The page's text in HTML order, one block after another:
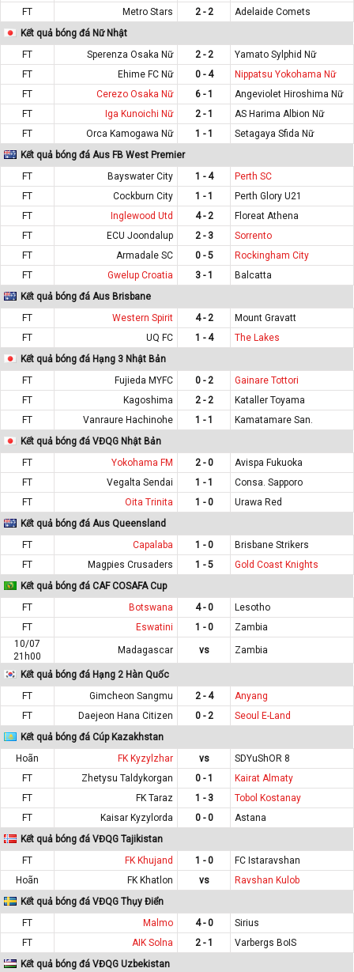
FT
Metro Stars 2 - 2
Adelaide Comets
Kết quả bóng đá Nữ Nhật
FT
Sperenza Osaka Nữ 2 - 2
Yamato Sylphid Nữ
FT
Ehime FC Nữ 0 - 4
Nippatsu Yokohama Nữ
FT
Cerezo Osaka Nữ 6 - 1
Angeviolet Hiroshima Nữ
FT
Iga Kunoichi Nữ 2 - 1
AS Harima Albion Nữ
FT
Orca Kamogawa Nữ 1 - 1
Setagaya Sfida Nữ
Kết quả bóng đá Aus FB West Premier
FT
Bayswater City 1 - 4
Perth SC
FT
Cockburn City 1 - 1
Perth Glory U21
FT
Inglewood Utd 4 - 2
Floreat Athena
FT
ECU Joondalup 2 - 3
Sorrento
FT
Armadale SC 0 - 5
Rockingham City
FT
Gwelup Croatia 3 - 1
Balcatta
Kết quả bóng đá Aus Brisbane
FT
Western Spirit 4 - 2
Mount Gravatt
FT
UQ FC 1 - 4
The Lakes
Kết quả bóng đá Hạng 3 Nhật Bản
FT
Fujieda MYFC 0 - 2
Gainare Tottori
FT
Kagoshima 2 - 2
Kataller Toyama
FT
Vanraure Hachinohe 1 - 1
Kamatamare San.
Kết quả bóng đá VĐQG Nhật Bản
FT
Yokohama FM 2 - 0
Avispa Fukuoka
FT
Vegalta Sendai 1 - 1
Consa. Sapporo
FT
Oita Trinita 1 - 0
Urawa Red
Kết quả bóng đá Aus Queensland
FT
Capalaba 1 - 0
Brisbane Strikers
FT
Magpies Crusaders 1 - 5
Gold Coast Knights
Kết quả bóng đá CAF COSAFA Cup
FT
Botswana 4 - 0
Lesotho
FT
Eswatini 1 - 0
Zambia
10/07
21h00
Madagascar vs Zambia
Kết quả bóng đá Hạng 2 Hàn Quốc
FT
Gimcheon Sangmu 2 - 4
Anyang
FT
Daejeon Hana Citizen 0 - 2
Seoul E-Land
Kết quả bóng đá Cúp Kazakhstan
Hoãn
FK Kyzylzhar vs
SDYuShOR 8
FT
Zhetysu Taldykorgan 0 - 1
Kairat Almaty
FT
FK Taraz 1 - 3
Tobol Kostanay
FT
Kaisar Kyzylorda 0 - 0
Astana
Kết quả bóng đá VĐQG Tajikistan
FT
FK Khujand 1 - 0
FC Istaravshan
Hoãn
FK Khatlon vs
Ravshan Kulob
Kết quả bóng đá VĐQG Thụy Điển
FT
Malmo 4 - 0
Sirius
FT
AIK Solna 2 - 1
Varbergs BoIS
Kết quả bóng đá VĐQG Uzbekistan